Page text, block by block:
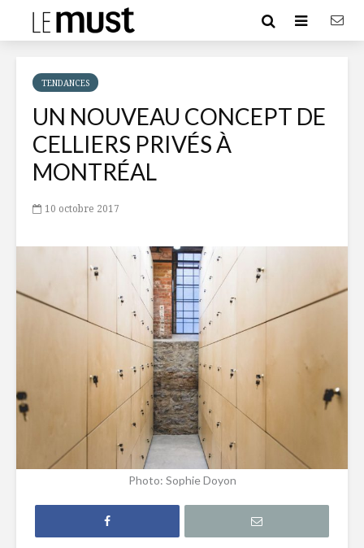
TENDANCES
UN NOUVEAU CONCEPT DE
CELLIERS PRIVÉS À
MONTRÉAL
10 octobre 2017
Photo: Sophie Doyon
7 façons de
remplacer le pain
dans nos
hamburgers
meilleures
Québec à
6
pour les
Belles